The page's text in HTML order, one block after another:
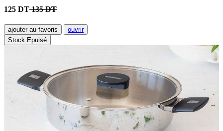
125 DT135 DT
ajouter au favoris
ouvrir
Stock Epuisé